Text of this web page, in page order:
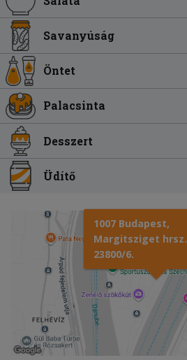
Savanyúság
Öntet
Palacsinta
Desszert
Üdítő
1007 Budapest,
Margitsziget hrsz.
23800/6.